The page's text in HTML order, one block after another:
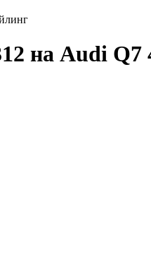
на Audi Q7